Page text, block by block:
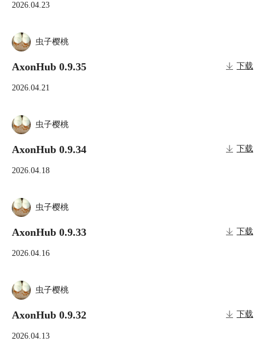
2026.04.23
虫子樱桃
AxonHub 0.9.35 下载
2026.04.21
虫子樱桃
AxonHub 0.9.34 下载
2026.04.18
虫子樱桃
AxonHub 0.9.33 下载
2026.04.16
虫子樱桃
AxonHub 0.9.32 下载
2026.04.13